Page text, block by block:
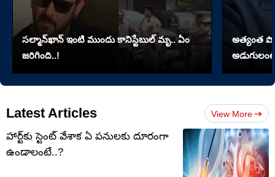
సల్మాన్‌ఖాన్‌ ఇంటి ముందు కానిస్టేబుల్‌ మృ.. ఏం
జరిగింది..!
అత్యంత
Latest Articles View More
హార్ట్‌కు స్టెంట్ వేశాక ఏ పనులకు దూరంగా
ఉండాలంటే..?